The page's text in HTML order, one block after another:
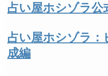
占い屋ホシゾラ公
占い屋ホシゾラ
成編